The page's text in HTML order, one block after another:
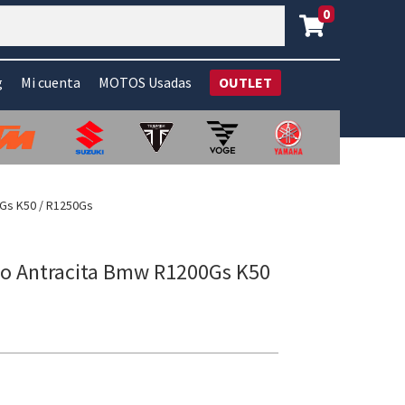
0
Mi cuenta MOTOS Usadas OUTLET
K50 / R1250Gs
Antracita Bmw R1200Gs K50